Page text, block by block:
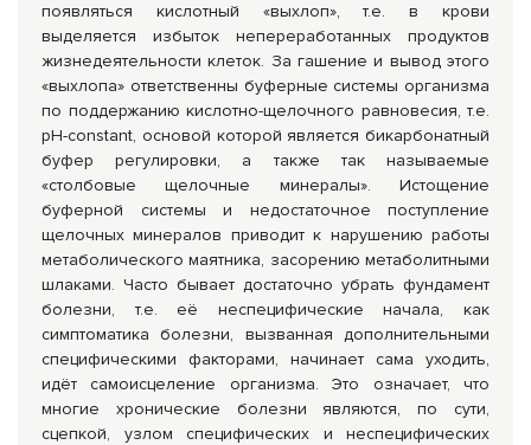
появляться кислотный «выхлоп», т.е. в крови
выделяется избыток непереработанных продуктов
жизнедеятельности клеток. За гашение и вывод этого
«выхлопа» ответственны буферные системы организма
по поддержанию кислотно-щелочного равновесия, т.е.
рН-constant, основой которой является бикарбонатный
буфер регулировки, а также так называемые
«столбовые щелочные минералы». Истощение
буферной системы и недостаточное поступление
щелочных минералов приводит к нарушению работы
метаболического маятника, засорению метаболитными
шлаками. Часто бывает достаточно убрать фундамент
болезни, т.е. её неспецифические начала, как
симптоматика болезни, вызванная дополнительными
специфическими факторами, начинает сама уходить,
идёт самоисцеление организма. Это означает, что
многие хронические болезни являются, по сути,
сцепкой, узлом специфических и неспецифических